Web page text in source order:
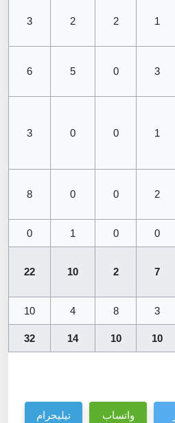
1
2
2
3
3
0
5
6
1
0
0
3
2
0
0
8
0
0
1
0
7
2
10
22
3
8
4
10
10
10
14
32
واتساب تيليجرام